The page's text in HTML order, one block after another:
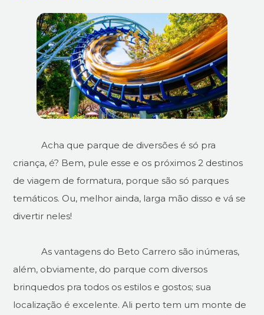
Acha que parque de diversões é só pra
criança, é? Bem, pule esse e os próximos 2 destinos
de viagem de formatura, porque são só parques
temáticos. Ou, melhor ainda, larga mão disso e vá se
divertir neles!
As vantagens do Beto Carrero são inúmeras,
além, obviamente, do parque com diversos
brinquedos pra todos os estilos e gostos; sua
localização é excelente. Ali perto tem um monte de